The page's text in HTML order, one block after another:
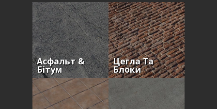
Асфальт &
Бітум
Цегла Та
Блоки